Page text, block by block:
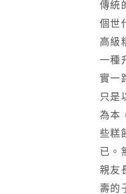
傳統
個世
高級
一種
實一
只是
為本
些糕
已。
親友
壽的